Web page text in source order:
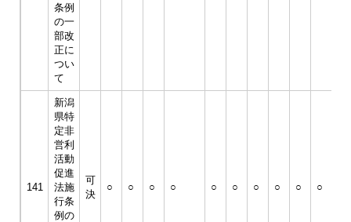
条例
の一
部改
正に
つい
て
141
新潟
県特
定非
営利
活動
促進
法施
行条
例の
可
決
○ ○ ○ ○ ○ ○ ○ ○ ○ ○